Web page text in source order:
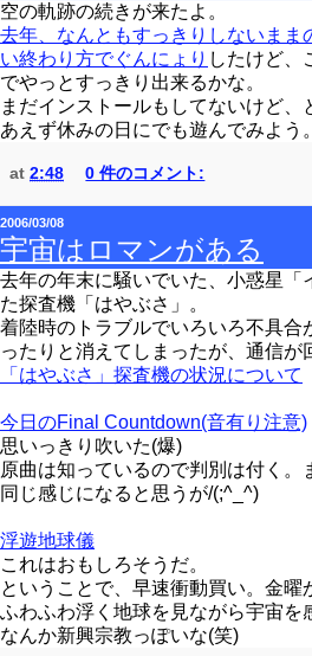
空の軌跡の続きが来たよ。
去年、なんともすっきりしないまま
い終わり方でぐんにょり したけど、
でやっとすっきり出来るかな。
まだインストールもしてないけど、
あえず休みの日にでも遊んでみよう。
at 2:48 0 件のコメント:
2006/03/08
宇宙はロマンがある
去年の年末に騒いでいた、小惑星「
た探査機「はやぶさ」。
着陸時のトラブルでいろいろ不具合
ったりと消えてしまったが、通信が
「はやぶさ」探査機の状況について
今日のFinal Countdown(音有り注意)
思いっきり吹いた(爆)
原曲は知っているので判別は付く。
同じ感じになると思うが/(;^_^)
浮遊地球儀
これはおもしろそうだ。
ということで、早速衝動買い。金曜
ふわふわ浮く地球を見ながら宇宙を
なんか新興宗教っぽいな(笑)